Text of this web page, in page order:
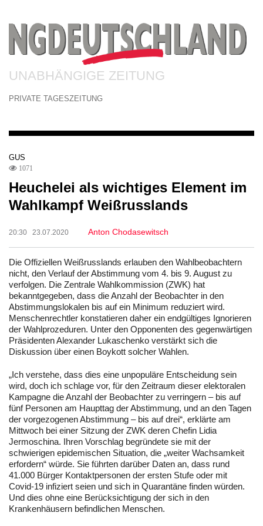
UNABHÄNGIGE ZEITUNG
PRIVATE TAGESZEITUNG
GUS
1071
Heuchelei als wichtiges Element im
Wahlkampf Weißrusslands
20:30 23.07.2020 Anton Chodasewitsch
Die Offiziellen Weißrusslands erlauben den Wahlbeobachtern
nicht, den Verlauf der Abstimmung vom 4. bis 9. August zu
verfolgen. Die Zentrale Wahlkommission (ZWK) hat
bekanntgegeben, dass die Anzahl der Beobachter in den
Abstimmungslokalen bis auf ein Minimum reduziert wird.
Menschenrechtler konstatieren daher ein endgültiges Ignorieren
der Wahlprozeduren. Unter den Opponenten des gegenwärtigen
Präsidenten Alexander Lukaschenko verstärkt sich die
Diskussion über einen Boykott solcher Wahlen.
„Ich verstehe, dass dies eine unpopuläre Entscheidung sein
wird, doch ich schlage vor, für den Zeitraum dieser elektoralen
Kampagne die Anzahl der Beobachter zu verringern – bis auf
fünf Personen am Haupttag der Abstimmung, und an den Tagen
der vorgezogenen Abstimmung – bis auf drei“, erklärte am
Mittwoch bei einer Sitzung der ZWK deren Chefin Lidia
Jermoschina. Ihren Vorschlag begründete sie mit der
schwierigen epidemischen Situation, die „weiter Wachsamkeit
erfordern“ würde. Sie führten darüber Daten an, dass rund
41.000 Bürger Kontaktpersonen der ersten Stufe oder mit
Covid-19 infiziert seien und sich in Quarantäne finden würden.
Und dies ohne eine Berücksichtigung der sich in den
Krankenhäusern befindlichen Menschen.